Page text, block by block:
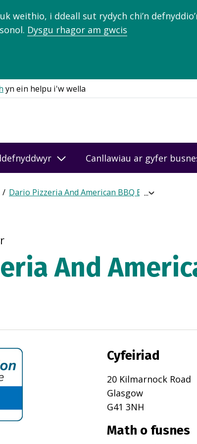
weithio, i ddeall sut rydych chi’n
Dysgu rhagor am gwcis
yn ein helpu i'w wella
Canllawiau ar gyfer
Expand
Dario Pizzeria And American BBQ Burger Co
And
Cyfeiriad
20 Kilmarnock Road
Glasgow
G41 3NH
Math o fusnes